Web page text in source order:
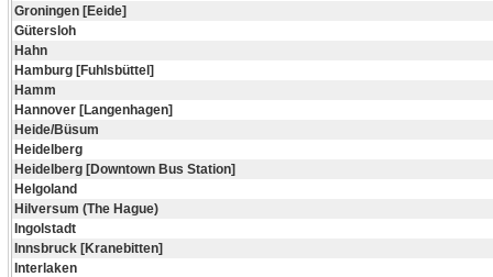
Groningen [Eeide]
Gütersloh
Hahn
Hamburg [Fuhlsbüttel]
Hamm
Hannover [Langenhagen]
Heide/Büsum
Heidelberg
Heidelberg [Downtown Bus Station]
Helgoland
Hilversum (The Hague)
Ingolstadt
Innsbruck [Kranebitten]
Interlaken